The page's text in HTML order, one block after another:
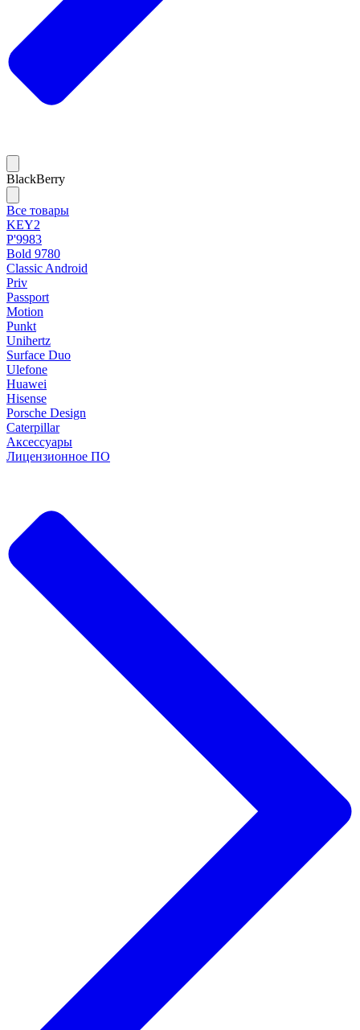
BlackBerry
Все товары
KEY2
P'9983
Bold 9780
Classic Android
Priv
Passport
Motion
Punkt
Unihertz
Surface Duo
Ulefone
Huawei
Hisense
Porsche Design
Caterpillar
Аксессуары
Лицензионное ПО